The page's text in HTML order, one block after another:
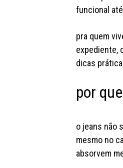
funcional
pra quem
expediente,
dicas
por
o jeans não
mesmo no
absorvem